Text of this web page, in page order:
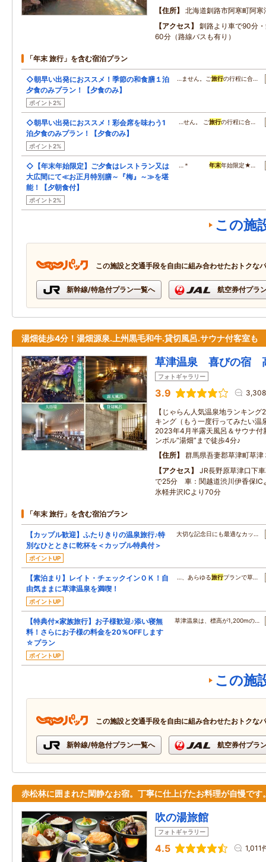
住所
北海道釧路市阿寒町阿
アクセス
釧路より車で90分
60分（路線バスも有り）
「年末 旅行」を含む宿泊プラン
◇朝早い出発におススメ！季節の和食膳１泊
夕食のみプラン！【夕食のみ】
ポイント2%
…ません。ご旅行の行程に合…
◇朝早い出発におススメ！彩会席を味わう1
泊夕食のみプラン！【夕食のみ】
ポイント2%
…せん。 ご旅行の行程に合…
◇【年末年始限定】ご夕食はレストラン又は
大広間にて≪お正月特別膳～『梅』～≫を堪
能！【夕朝食付】
ポイント2%
…＊年末年始限定★…
この施
この施設と交通手段を自由に組み合わせたおトクな
新幹線/特急付プラン一覧へ 航空券付プラ
湯畑徒歩4分！湯畑源泉.上州黒毛和牛.貸切風呂.サウナ付客室も
草津温泉 喜びの宿
フォトギャラリー
3.9
【じゃらん人気温泉地ランキン
キング（もう一度行ってみたい温
2023年4月半露天風呂＆サウナ付
ンボル“湯畑”まで徒歩4分♪
住所
群馬県吾妻郡草津町草津
アクセス
JR長野原草津口下
で25分 車：関越道渋川伊香保IC
氷軽井沢ICより70分
「年末 旅行」を含む宿泊プラン
【カップル歓迎】ふたりきりの温泉旅行♪特
別なひとときに乾杯を＜カップル特典付＞
ポイントUP
大切な記念日にも最適なカッ…
【素泊まり】レイト・チェックインＯＫ！自
由気ままに草津温泉を満喫！
ポイントUP
…、あらゆる旅行プランで草…
【特典付×家族旅行】お子様歓迎♪添い寝無
料！さらにお子様の料金を20％OFFします
☆プラン
ポイントUP
草津温泉は、標高が1,200mの…
この施
この施設と交通手段を自由に組み合わせたおトクな
新幹線/特急付プラン一覧へ 航空券付プラ
赤松林に囲まれた閑静なお宿。丁寧に仕上げたお料理が自慢です
吹の湯旅館
フォトギャラリー
4.5 1,011